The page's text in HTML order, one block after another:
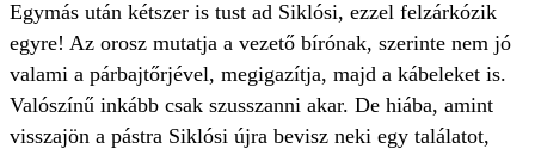
Egymás után kétszer is tust ad Siklósi, ezzel felzárkózik
egyre! Az orosz mutatja a vezető bírónak, szerinte nem jó
valami a párbajtőrjével, megigazítja, majd a kábeleket is.
Valószínű inkább csak szusszanni akar. De hiába, amint
visszajön a pástra Siklósi újra bevisz neki egy találatot,